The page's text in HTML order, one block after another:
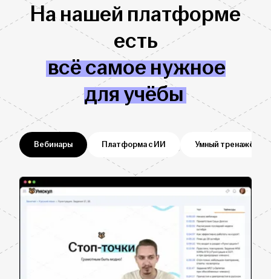
На нашей платформе
есть
всё самое нужное
для учёбы
Вебинары Платформа с ИИ Умный тренажёр